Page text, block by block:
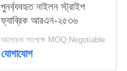
পুনর্ব্যবহৃত নাইলন স্ট্রাইপ
ফ্যাব্রিক আরএন-২৫৩৬
আলোচনা সাপেক্ষে MOQ:Negotiable
যোগাযোগ